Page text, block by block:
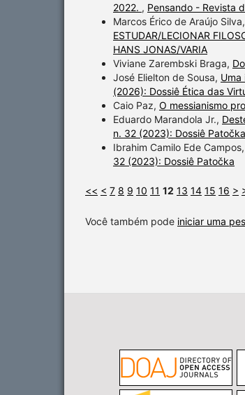
2022. , Pensando - Revista
Marcos Érico de Araújo Silva,
ESTUDAR/LECIONAR
HANS JONAS/VARIA
Viviane Zarembski Braga,
José Elielton de Sousa,
(2026): Dossiê Ética das
Caio Paz, O messianismo
Eduardo Marandola Jr.,
n. 32 (2023): Dossiê Patočka
Ibrahim Camilo Ede
32 (2023): Dossiê Patočka
<< < 7 8 9 10 11 12 13 14 15 16 >
Você também pode iniciar uma